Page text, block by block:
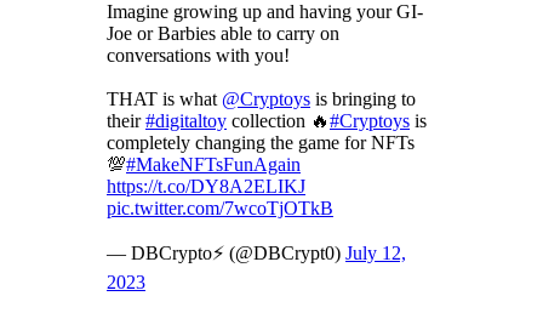
Imagine growing up and having your GI-
Joe or Barbies able to carry on
conversations with you!
THAT is what @Cryptoys is bringing to
their#digitaltoy collection 🔥#Cryptoys is
completely changing the game for NFTs
💯#MakeNFTsFunAgain
https://t.co/DY8A2ELIKJ
pic.twitter.com/7wcoTjOTkB
— DBCrypto⚡️ (@DBCrypt0) July 12,
2023